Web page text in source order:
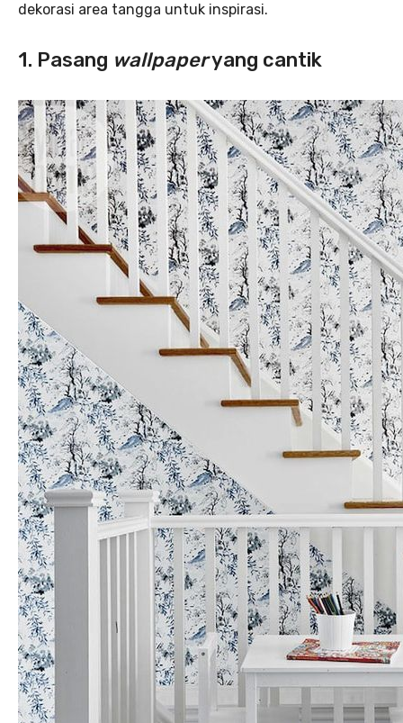
dekorasi area tangga untuk inspirasi.
1. Pasang wallpaperyang cantik